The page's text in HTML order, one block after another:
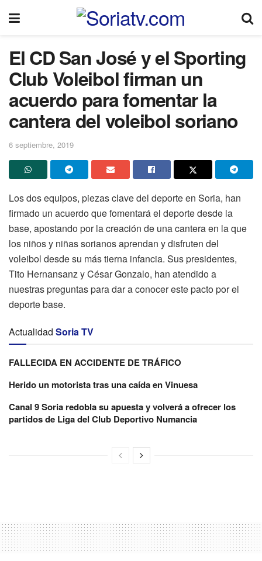
El CD San José y el Sporting
Club Voleibol firman un
acuerdo para fomentar la
cantera del voleibol soriano
6 septiembre, 2019
Los dos equipos, piezas clave del deporte en Soria, han
firmado un acuerdo que fomentará el deporte desde la
base, apostando por la creación de una cantera en la que
los niños y niñas sorianos aprendan y disfruten del
voleibol desde su más tierna infancia. Sus presidentes,
Tito Hernansanz y César Gonzalo, han atendido a
nuestras preguntas para dar a conocer este pacto por el
deporte base.
Actualidad Soria TV
FALLECIDA EN ACCIDENTE DE TRÁFICO
Herido un motorista tras una caída en Vinuesa
Canal 9 Soria redobla su apuesta y volverá a ofrecer los
partidos de Liga del Club Deportivo Numancia